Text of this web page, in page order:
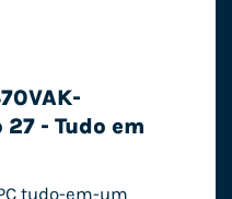
​​- Tudo em
tudo-em-um